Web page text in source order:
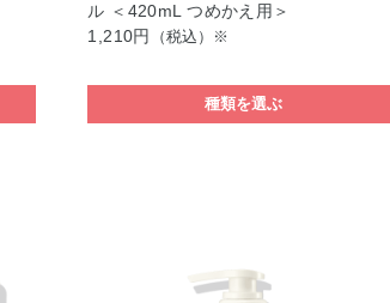
ル ＜420mL つめかえ用＞
1,210円
（税込）※
種類を選ぶ